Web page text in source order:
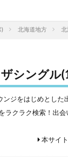
北海道地方 北
シングル
ンジをはじめとし
ラクラク検索！出
本サイ